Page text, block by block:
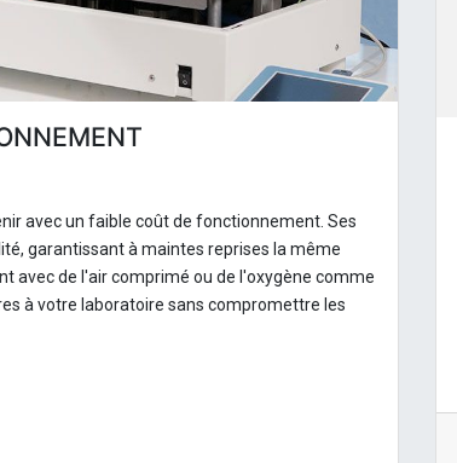
avec un faible coût de fonctionnement. Ses
garantissant à maintes reprises la même
avec de l'air comprimé ou de l'oxygène comme
à votre laboratoire sans compromettre les